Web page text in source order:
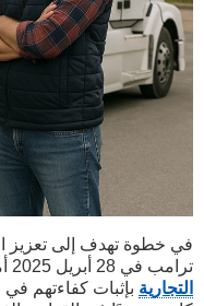
في خطوة تهدف إلى تعزيز
ترامب في 28 أبريل 2025 أمرًا تنفيذيًا يُلزم
التجارية بإثبات كفاءتهم في